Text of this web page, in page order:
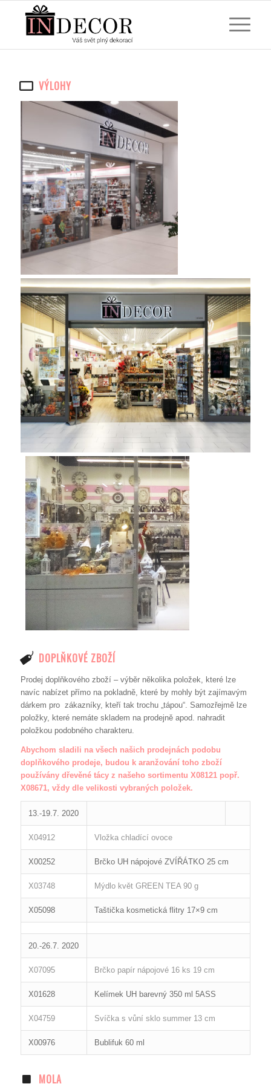
VÝLOHY
DOPLŇKOVÉ ZBOŽÍ
Prodej doplňkového zboží – výběr několika položek, které lze
navíc nabízet přímo na pokladně, které by mohly být zajímavým
dárkem pro zákazníky, kteří tak trochu „tápou“. Samozřejmě lze
položky, které nemáte skladem na prodejně apod. nahradit
položkou podobného charakteru.
Abychom sladili na všech našich prodejnách podobu
doplňkového prodeje, budou k aranžování toho zboží
používány dřevěné tácy z našeho sortimentu X08121 popř.
X08671, vždy dle velikosti vybraných položek.
13.-19.7. 2020
X04912 Vložka chladící ovoce
X00252 Brčko UH nápojové ZVÍŘÁTKO 25 cm
X03748 Mýdlo květ GREEN TEA 90 g
X05098 Taštička kosmetická flitry 17×9 cm
20.-26.7. 2020
X07095 Brčko papír nápojové 16 ks 19 cm
X01628 Kelímek UH barevný 350 ml 5ASS
X04759 Svíčka s vůní sklo summer 13 cm
X00976 Bublifuk 60 ml
MOLA